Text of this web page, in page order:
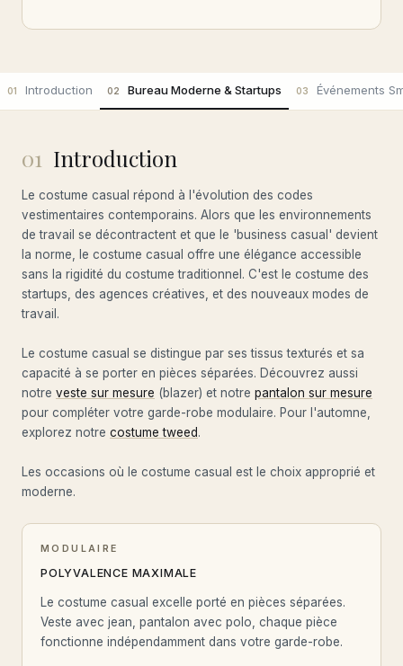
01 Introduction 02 Bureau Moderne & Startups 03 Événements
01 Introduction
Le costume casual répond à l'évolution des codes
vestimentaires contemporains. Alors que les environnements
de travail se décontractent et que le 'business casual' devient
la norme, le costume casual offre une élégance accessible
sans la rigidité du costume traditionnel. C'est le costume des
startups, des agences créatives, et des nouveaux modes de
travail.
Le costume casual se distingue par ses tissus texturés et sa
capacité à se porter en pièces séparées. Découvrez aussi
notre veste sur mesure (blazer) et notre pantalon sur mesure
pour compléter votre garde-robe modulaire. Pour l'automne,
explorez notre costume tweed.
Les occasions où le costume casual est le choix approprié et
moderne.
MODULAIRE
POLYVALENCE MAXIMALE
Le costume casual excelle porté en pièces séparées.
Veste avec jean, pantalon avec polo, chaque pièce
fonctionne indépendamment dans votre garde-robe.